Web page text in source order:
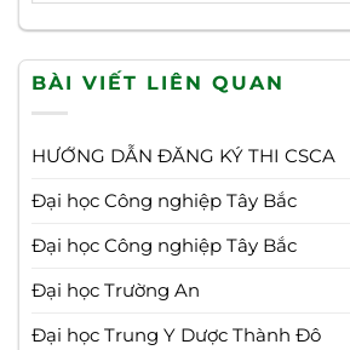
BÀI VIẾT LIÊN QUAN
HƯỚNG DẪN ĐĂNG KÝ THI CSCA
Đại học Công nghiệp Tây Bắc
Đại học Công nghiệp Tây Bắc
Đại học Trường An
Đại học Trung Y Dược Thành Đô